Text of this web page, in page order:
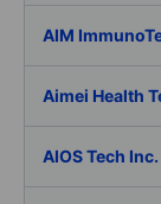
AIM
Aimei Health
AIOS Tech Inc.